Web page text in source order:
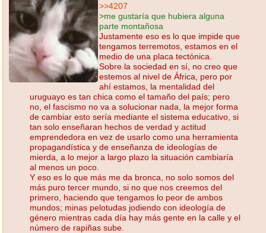
>>4207
>me gustaría que hubiera alguna
parte montañosa
Justamente eso es lo que impide que
tengamos terremotos, estamos en el
medio de una placa tectónica.
Sobre la sociedad en sí, no creo que
estemos al nivel de África, pero por
ahí estamos, la mentalidad del
uruguayo es tan chica como el tamaño del país; pero
no, el fascismo no va a solucionar nada, la mejor forma
de cambiar esto sería mediante el sistema educativo, si
tan solo enseñaran hechos de verdad y actitud
emprendedora en vez de usarlo como una herramienta
propagandística y de enseñanza de ideologías de
mierda, a lo mejor a largo plazo la situación cambiaría
al menos un poco.
Y eso es lo que más me da bronca, no solo somos del
más puro tercer mundo, si no que nos creemos del
primero, haciendo que tengamos lo peor de ambos
mundos; minas pelotudas jodiendo con ideología de
género mientras cada día hay más gente en la calle y el
número de rapiñas sube.